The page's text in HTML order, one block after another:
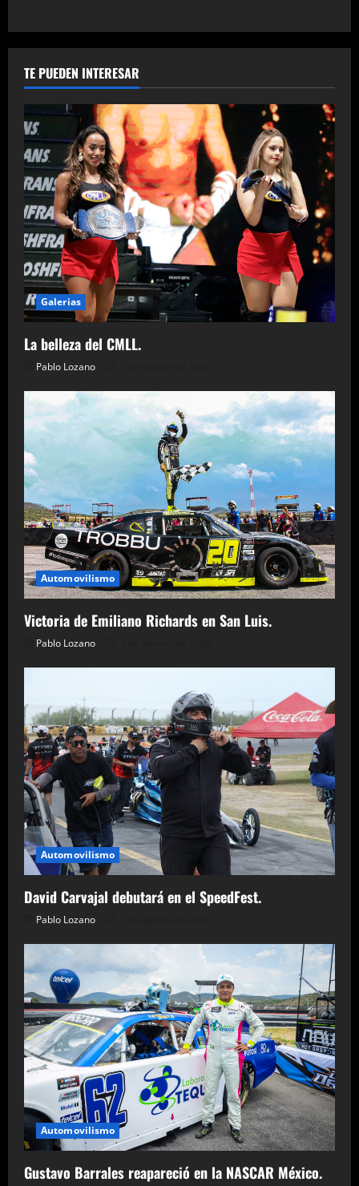
TE PUEDEN INTERESAR
Galerias
La belleza del CMLL.
Pablo Lozano
Automovilismo
Victoria de Emiliano Richards en San Luis.
Pablo Lozano
Automovilismo
David Carvajal debutará en el SpeedFest.
Pablo Lozano
Automovilismo
Gustavo Barrales reapareció en la NASCAR México.